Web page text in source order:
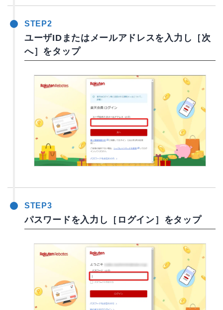
STEP2
ユーザIDまたはメールアドレスを入力し［次
へ］をタップ
STEP3
パスワードを入力し［ログイン］をタップ